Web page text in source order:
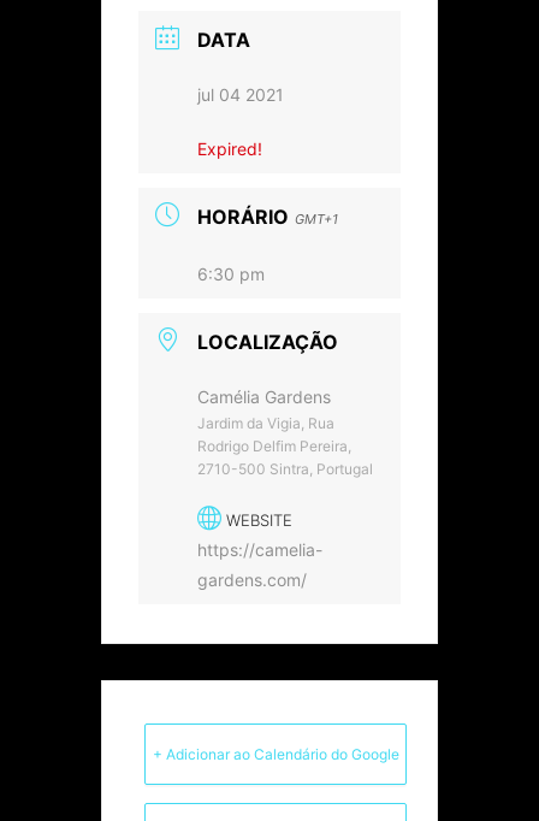
DATA
jul 04 2021
Expired!
HORÁRIO GMT+1
6:30 pm
LOCALIZAÇÃO
Camélia Gardens
Jardim da Vigia, Rua
Rodrigo Delfim Pereira,
2710-500 Sintra, Portugal
WEBSITE
https://camelia-
gardens.com/
+ Adicionar ao Calendário do Google